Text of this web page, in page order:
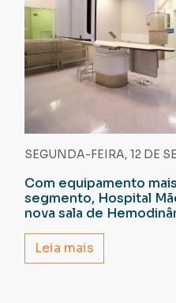
SEGUNDA-FEIRA, 12 DE
Com equipamento
segmento, Hospital
nova sala de
Leia mais